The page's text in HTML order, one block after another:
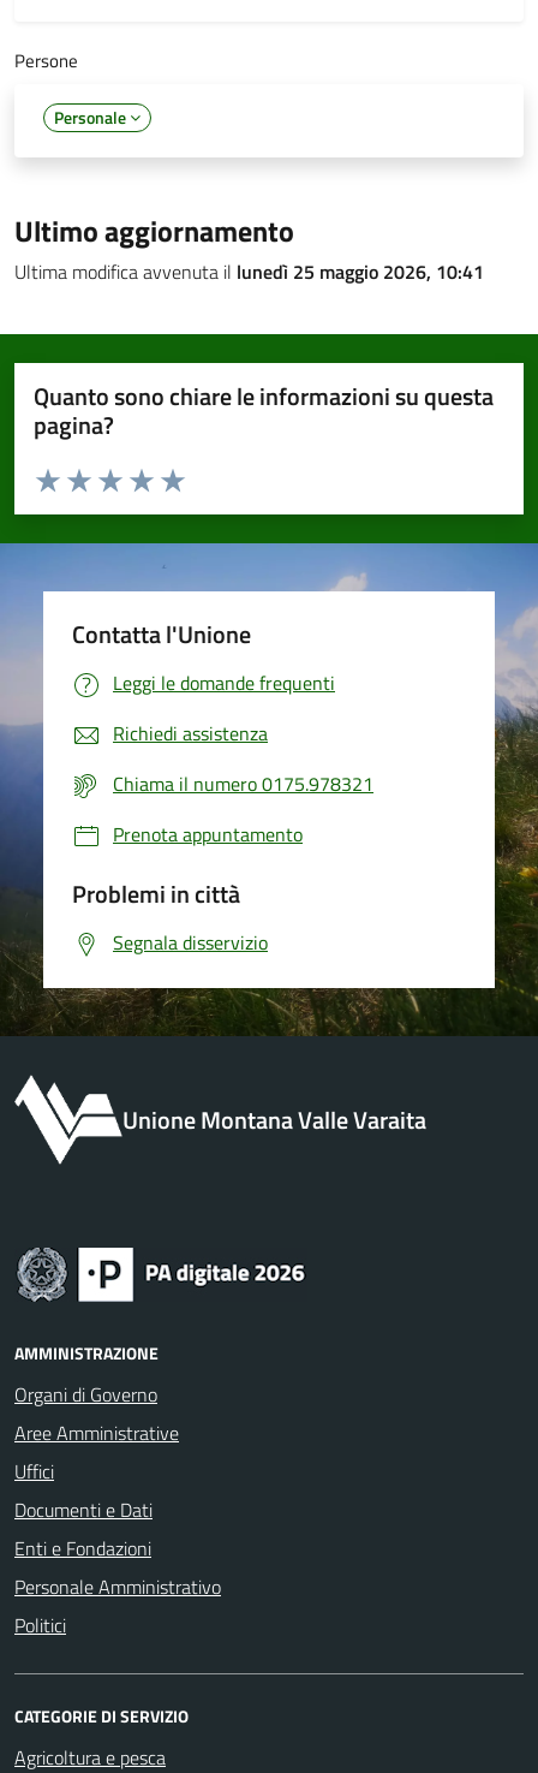
Persone
Personale
Ultimo aggiornamento
Ultima modifica avvenuta il lunedì 25 maggio 2026, 10:41
Quanto sono chiare le informazioni su questa
pagina?
Valuta da 1 a 5 stelle la pagina
Valuta 5 stelle su 5
Valuta 4 stelle su 5
Valuta 3 stelle su 5
Valuta 2 stelle su 5
Valuta 1 stelle su 5
Contatta l'Unione
Leggi le domande frequenti
Richiedi assistenza
Chiama il numero 0175.978321
Prenota appuntamento
Problemi in città
Segnala disservizio
Unione Montana Valle Varaita
AMMINISTRAZIONE
Organi di Governo
Aree Amministrative
Uffici
Documenti e Dati
Enti e Fondazioni
Personale Amministrativo
Politici
CATEGORIE DI SERVIZIO
Agricoltura e pesca